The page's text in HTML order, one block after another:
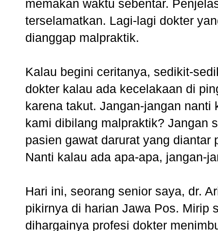
memakan waktu sebentar.
terselamatkan. Lagi-lagi dokter
dianggap malpraktik.
Kalau begini ceritanya, sedikit-
dokter kalau ada kecelakaan di
karena takut. Jangan-jangan
kami dibilang malpraktik? Jangan
pasien gawat darurat yang
Nanti kalau ada apa-apa, jangan-
Hari ini, seorang senior saya, dr.
pikirnya di harian Jawa Pos. Mirip
dihargainya profesi dokter